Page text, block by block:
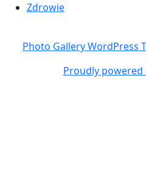
Zdrowie
Photo Gallery WordPress
Proudly powered